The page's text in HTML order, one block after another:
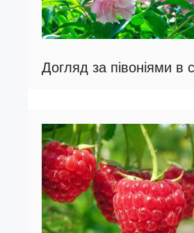
Догляд за півоніями в